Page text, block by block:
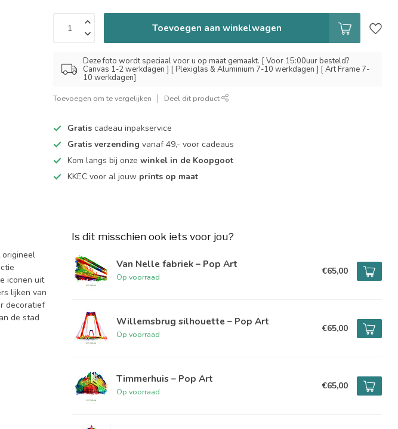
Toevoegen aan winkelwagen
Deze foto wordt speciaal voor u op maat gemaakt. [ Voor 15:00uur besteld?
Canvas 1-2 werkdagen ] [ Plexiglas & Aluminium 7-10 werkdagen ] [ Art Frame 7-
10 werkdagen]
Toevoegen om te vergelijken Deel dit product
Gratis cadeau inpakservice
Gratis verzending vanaf 49,- voor cadeaus
Kom langs bij onzewinkel in de Koopgoot
KKEC voor al jouw prints op maat
origineel
iconen uit
lijken van
decoratief
de stad
Is dit misschien ook iets voor jou?
Van Nelle fabriek – Pop Art
Op voorraad
€65,00
Willemsbrug silhouette – Pop Art
Op voorraad
€65,00
Timmerhuis – Pop Art
Op voorraad
€65,00